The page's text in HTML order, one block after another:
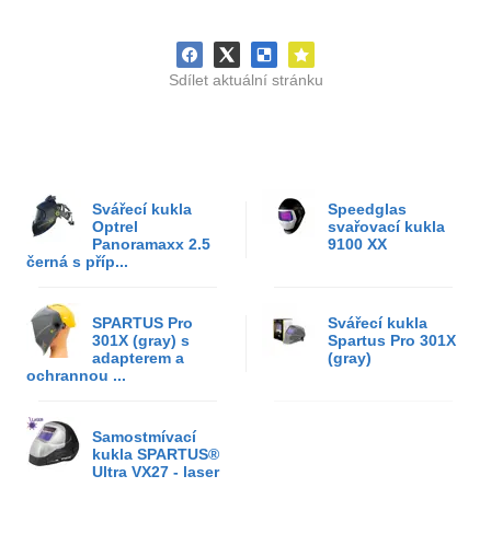
Sdílet aktuální stránku
Svářecí kukla
Optrel
Panoramaxx 2.5
černá s příp...
Speedglas
svařovací kukla
9100 XX
SPARTUS Pro
301X (gray) s
adapterem a
ochrannou ...
Svářecí kukla
Spartus Pro 301X
(gray)
Samostmívací
kukla SPARTUS®
Ultra VX27 - laser